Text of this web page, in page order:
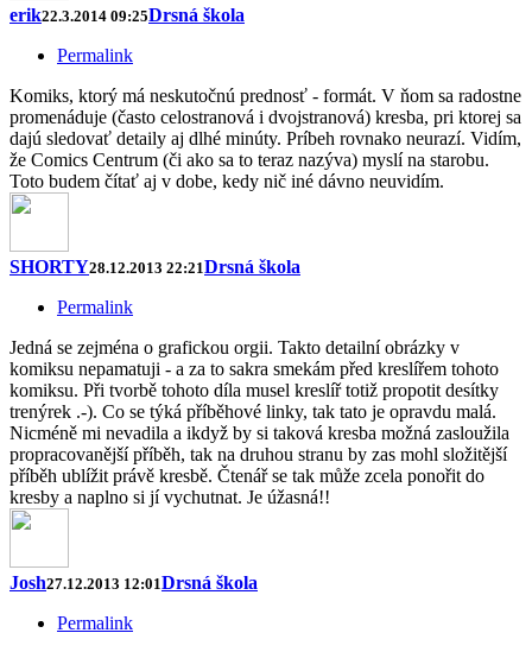
erik22.3.2014 09:25Drsná škola
Permalink
Komiks, ktorý má neskutočnú prednosť - formát. V ňom sa radostne
promenáduje (často celostranová i dvojstranová) kresba, pri ktorej sa
dajú sledovať detaily aj dlhé minúty. Príbeh rovnako neurazí. Vidím,
že Comics Centrum (či ako sa to teraz nazýva) myslí na starobu.
Toto budem čítať aj v dobe, kedy nič iné dávno neuvidím.
SHORTY28.12.2013 22:21Drsná škola
Permalink
Jedná se zejména o grafickou orgii. Takto detailní obrázky v
komiksu nepamatuji - a za to sakra smekám před kreslířem tohoto
komiksu. Při tvorbě tohoto díla musel kreslíř totiž propotit desítky
trenýrek .-). Co se týká příběhové linky, tak tato je opravdu malá.
Nicméně mi nevadila a ikdyž by si taková kresba možná zasloužila
propracovanější příběh, tak na druhou stranu by zas mohl složitější
příběh ublížit právě kresbě. Čtenář se tak může zcela ponořit do
kresby a naplno si jí vychutnat. Je úžasná!!
Josh27.12.2013 12:01Drsná škola
Permalink